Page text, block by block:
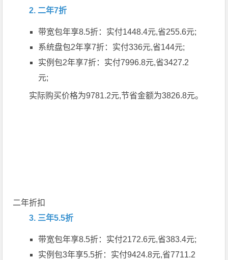
2. 二年7折
带宽包年享8.5折：实付1448.4元,省255.6元;
系统盘包2年享7折：实付336元,省144元;
实例包2年享7折：实付7996.8元,省3427.2
元;
实际购买价格为9781.2元,节省金额为3826.8元。
二年折扣
3. 三年5.5折
带宽包年享8.5折：实付2172.6元,省383.4元;
实例包3年享5.5折：实付9424.8元,省7711.2